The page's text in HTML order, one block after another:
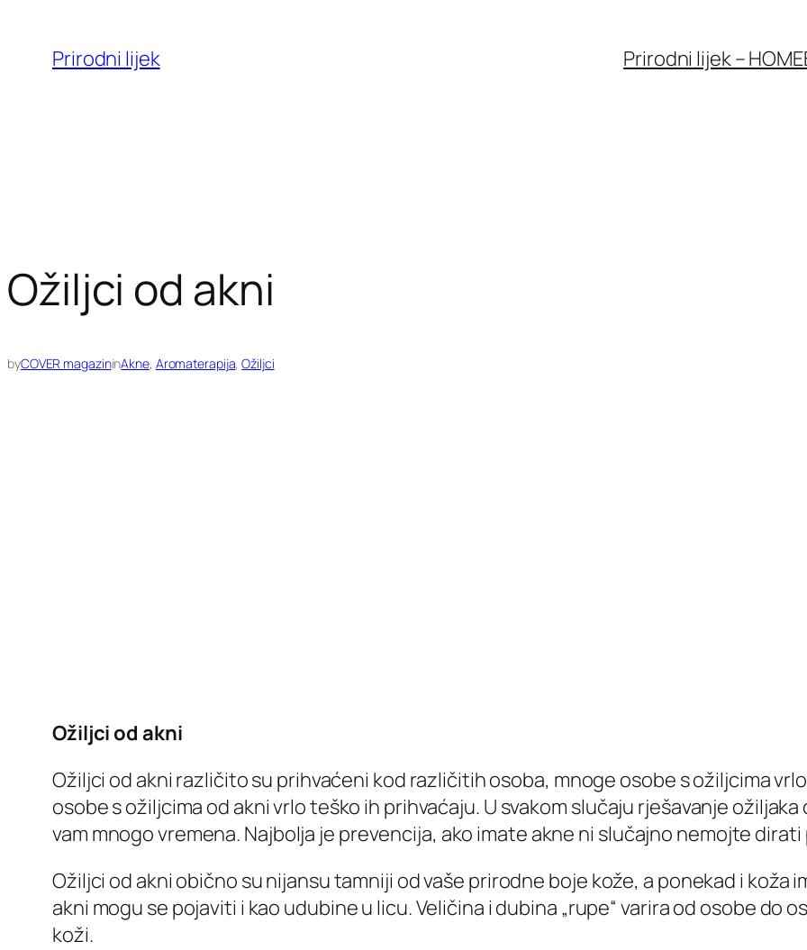
sadržaja
Prirodni lijek Prirodni lijek – HOME
Ožiljci od akni
byCOVER magazininAkne, Aromaterapija, Ožiljci
Ožiljci od akni
Ožiljci od akni različito su prihvaćeni kod različitih osoba, mnoge osobe s ožiljcima
osobe s ožiljcima od akni vrlo teško ih prihvaćaju. U svakom slučaju rješavanje
vam mnogo vremena. Najbolja je prevencija, ako imate akne ni slučajno nemojte
Ožiljci od akni obično su nijansu tamniji od vaše prirodne boje kože, a ponekad i koža
akni mogu se pojaviti i kao udubine u licu. Veličina i dubina „rupe“ varira od osobe do
koži.